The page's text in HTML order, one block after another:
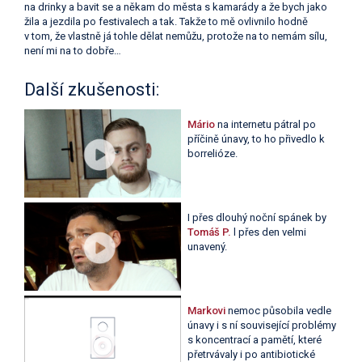
na drinky a bavit se a někam do města s kamarády a že bych jako
žila a jezdila po festivalech a tak. Takže to mě ovlivnilo hodně
v tom, že vlastně já tohle dělat nemůžu, protože na to nemám sílu,
není mi na to dobře…
Další zkušenosti:
Mário na internetu pátral po
příčině únavy, to ho přivedlo k
borrelióze.
I přes dlouhý noční spánek by
Tomáš P.
l přes den velmi
unavený.
Markovi nemoc působila vedle
únavy i s ní související problémy
s koncentrací a pamětí, které
přetrvávaly i po antibiotické